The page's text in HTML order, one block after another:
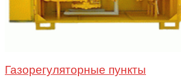
Газорегуляторные пункты